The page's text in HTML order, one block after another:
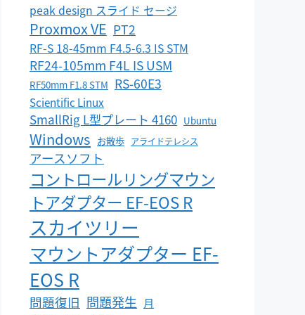
peak design スライド セージ
Proxmox VE PT2
RF-S 18-45mm F4.5-6.3 IS STM
RF24-105mm F4L IS USM
RF50mm F1.8 STM RS-60E3
Scientific Linux
SmallRig L型プレート 4160 Ubuntu
Windows お散歩 アライドテレシス
アースソフト
コントロールリングマウン
トアダプター EF-EOS R
スカイツリー
マウントアダプター EF-
EOS R
問題復旧 問題発生 月